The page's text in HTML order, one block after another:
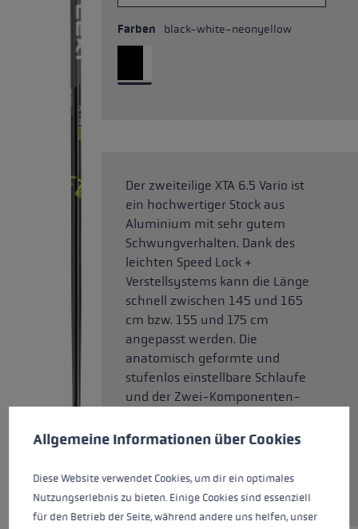
Farben black-white-neonyellow
Der zweiteilige XTA 6.5 Vario ist
ein hochwertiger Stock aus
Aluminium mit sehr gutem
Schwungverhalten. Dank des
leichten Speed Lock +
Verstellsystems kann die Länge
schnell zwischen 145 und 165
cm bzw. 155 und 175 cm
angepasst werden. Die
anatomisch geformte und
stufenlos einstellbare Schlaufe
und der Zwei-Komponenten-
Power ohne Kraftverlust auf die
System sorgt für schnelles Lösen
von Schlaufe und Griff.
Cookie-Voreinstellungen
Allgemeine Informationen über Cookies
Diese Website verwendet Cookies, um dir ein optimales
Nutzungserlebnis zu bieten. Einige Cookies sind essenziell
für den Betrieb der Seite, während andere uns helfen, unser